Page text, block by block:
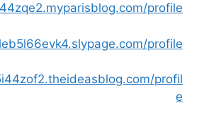
profile
profile
profil
e